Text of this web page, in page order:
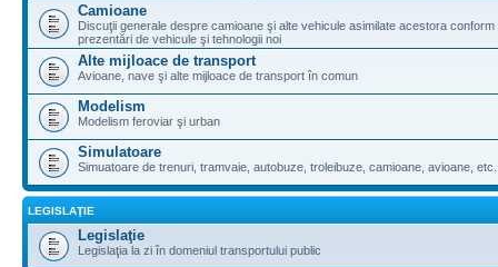
Camioane
Discuţii generale despre camioane şi alte vehicule asimilate acestora
prezentări de vehicule şi tehnologii noi
Alte mijloace de transport
Avioane, nave şi alte mijloace de transport în comun
Modelism
Modelism feroviar şi urban
Simulatoare
Simuatoare de trenuri, tramvaie, autobuze, troleibuze, camioane, avioane, etc.
LEGISLAŢIE
Legislaţie
Legislaţia la zi în domeniul transportului public